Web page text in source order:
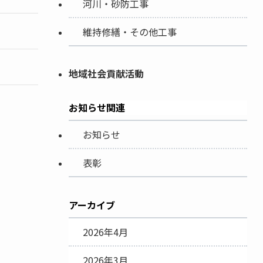
河川・砂防工事
維持修繕・その他工事
地域社会貢献活動
お知らせ関連
お知らせ
表彰
アーカイブ
2026年4月
2026年3月